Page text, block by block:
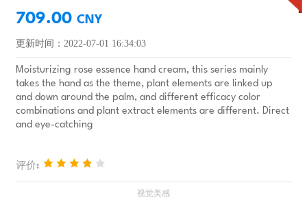
709.00 CNY
更新时间：2022-07-01 16:34:03
Moisturizing rose essence hand cream, this series mainly
takes the hand as the theme, plant elements are linked up
and down around the palm, and different efficacy color
combinations and plant extract elements are different. Direct
and eye-catching
评价: